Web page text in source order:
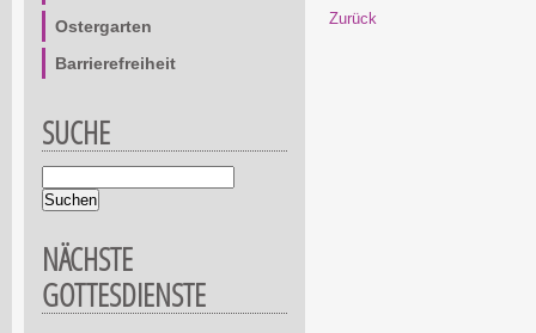
Zurück
Ostergarten
Barrierefreiheit
SUCHE
NÄCHSTE
GOTTESDIENSTE